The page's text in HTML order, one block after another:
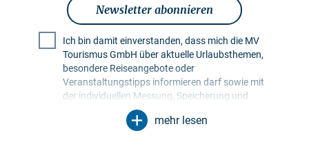
Newsletter abonnieren
Ich bin damit einverstanden, dass mich die MV
Tourismus GmbH über aktuelle Urlaubsthemen,
besondere Reiseangebote oder
Veranstaltungstipps informieren darf sowie mit
der individuellen Messung, Speicherung und
Auswertung von Öffnungs- und Klickraten in
Empfängerprofilen zu Zwecken der Gestaltung
mehr lesen